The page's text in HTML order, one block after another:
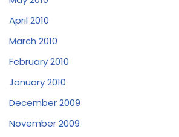
April 2010
March 2010
February 2010
January 2010
December 2009
November 2009